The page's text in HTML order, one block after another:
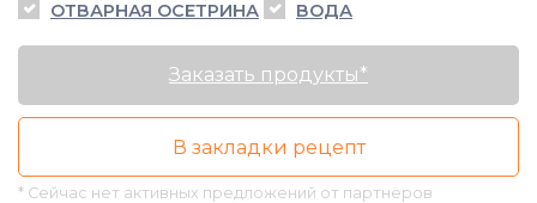
ОТВАРНАЯ ОСЕТРИНА
ВОДА
Заказать продукты*
В закладки рецепт
* Сейчас нет активных предложений от партнёров